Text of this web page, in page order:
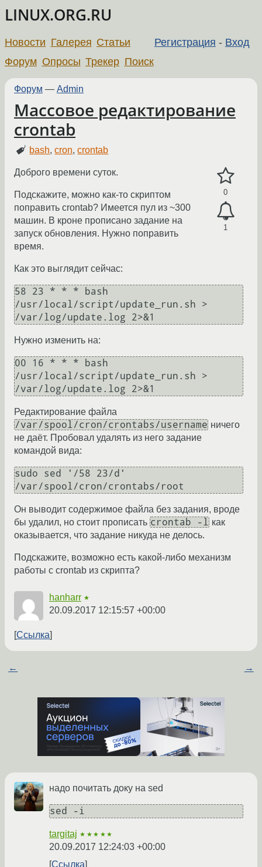
LINUX.ORG.RU
Регистрация - Вход
Новости Галерея Статьи
Форум Опросы Трекер Поиск
Форум — Admin
Массовое редактирование
crontab
bash,cron,crontab
0
1
Доброго времени суток.
Подскажите, можно как-то скриптом
поправить crontab? Имеется пул из ~300
машин. В кроне прописано задание на
запуск обновления. Нужно поправить
время.
Как это выглядит сейчас:
58 23 * * * bash
/usr/local/script/update_run.sh >
/var/log/update.log 2>&1
Нужно изменить на:
00 16 * * * bash
/usr/local/script/update_run.sh >
/var/log/update.log 2>&1
Редактирование файла
/var/spool/cron/crontabs/username ничего
не даёт. Пробовал удалять из него задание
командой вида:
sudo sed '/58 23/d'
/var/spool/cron/crontabs/root
Он выводит содержимое файла без задания, вроде
бы удалил, но стоит прописать crontab -l как
оказывается, что задание никуда не делось.
Подскажите, возможно есть какой-либо механизм
работы с crontab из скрипта?
hanharr ★
20.09.2017 12:15:57 +00:00
Ссылка
← →
надо почитать доку на sed
sed -i
targitaj ★★★★★
20.09.2017 12:24:03 +00:00
Ссылка